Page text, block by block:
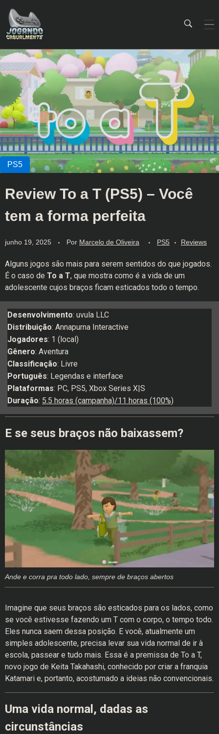
Jogando Casualmente
Conteúdo family friendly sobre games! Desde 2019 analisando jogos.
Review To a T (PS5) – Você
tem a forma perfeita
junho 19, 2025 Por Marcelo de Oliveira PS5 Reviews
Alguns jogos são mais para serem sentidos do que jogados.
É o caso de To a T, que mostra como é a vida de um
adolescente cujos braços ficam esticados todo o tempo.
Desenvolvimento: uvula LLC
Distribuição: Annapurna Interactive
Jogadores: 1 (local)
Gênero: Aventura
Classificação: Livre
Português: Legendas e interface
Plataformas: PC, PS5, Xbox Series X|S
Duração: 5.5 horas (campanha)/11 horas (100%)
E se seus braços não baixassem?
Ande e corra pra todo lado, sempre de braços abertos
Imagine que seus braços são esticados para os lados, como
se você estivesse fazendo um T com o corpo, o tempo todo.
Eles nunca saem dessa posição. E você, atualmente um
simples adolescente, precisa levar sua vida normal de ir à
escola, passear e tudo mais. Essa é a premissa de To a T,
novo jogo de Keita Takahashi, conhecido por criar a franquia
Katamari e, portanto, acostumado a ideias não convencionais.
Uma vida normal, dadas as
circunstâncias